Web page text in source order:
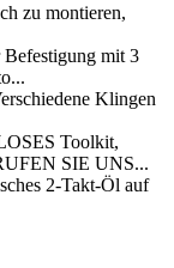
zu montieren,
Befestigung mit 3
Klingen
Toolkit,
SIE UNS...
2-Takt-Öl auf